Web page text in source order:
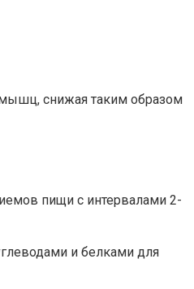
снижая таким образом
пищи с интервалами 2-
и белками для